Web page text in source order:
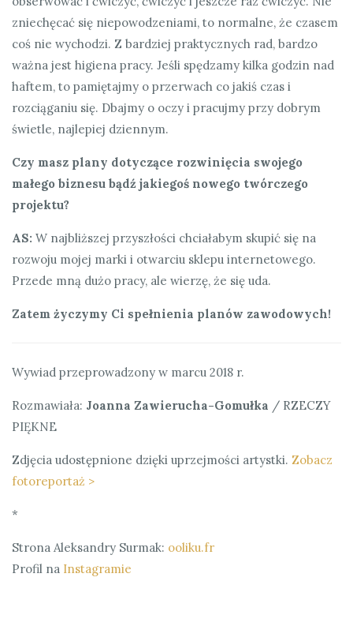
zniechęcać się niepowodzeniami, to normalne, że czasem
coś nie wychodzi. Z bardziej praktycznych rad, bardzo
ważna jest higiena pracy. Jeśli spędzamy kilka godzin nad
haftem, to pamiętajmy o przerwach co jakiś czas i
rozciąganiu się. Dbajmy o oczy i pracujmy przy dobrym
świetle, najlepiej dziennym.
Czy masz plany dotyczące rozwinięcia swojego
małego biznesu bądź jakiegoś nowego twórczego
projektu?
AS: W najbliższej przyszłości chciałabym skupić się na
rozwoju mojej marki i otwarciu sklepu internetowego.
Przede mną dużo pracy, ale wierzę, że się uda.
Zatem życzymy Ci spełnienia planów zawodowych!
Wywiad przeprowadzony w marcu 2018 r.
Rozmawiała: Joanna Zawierucha-Gomułka / RZECZY
PIĘKNE
Zdjęcia udostępnione dzięki uprzejmości artystki. Zobacz
fotoreportaż >
*
Strona Aleksandry Surmak: ooliku.fr
Profil na Instagramie